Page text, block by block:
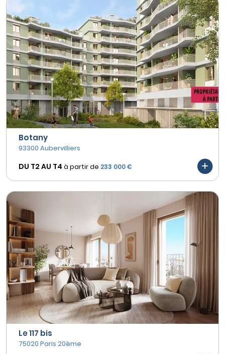
Botany
93300 Aubervilliers
DU T2 AU T4 à partir de 233 000 €
Le 117 bis
75020 Paris 20ème